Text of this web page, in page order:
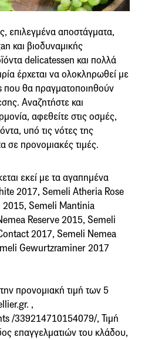
επιλεγμένα αποστάγματα,
και βιοδυναμικής
delicatessen και πολλά
έρχεται να ολοκληρωθεί με
θα πραγματοποιηθούν
Αναζητήστε και
αφεθείτε στις οσμές,
υπό τις νότες της
σε προνομιακές τιμές.
εκεί με τα αγαπημένα
2017, Semeli Atheria Rose
Semeli Mantinia
Reserve 2015, Semeli
2017, Semeli Nemea
Gewurtzraminer 2017
προνομιακή τιμή των 5
,
/339214710154079/, Τιμή
επαγγελματιών του κλάδου,